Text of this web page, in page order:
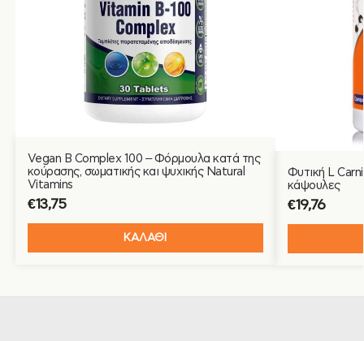
Vegan B Complex 100 – Φόρμουλα κατά της
κούρασης, σωματικής και ψυχικής Natural
Vitamins
€13,75
ΚΑΛΑΘΙ
Φυτική L
κάψουλες
€19,76